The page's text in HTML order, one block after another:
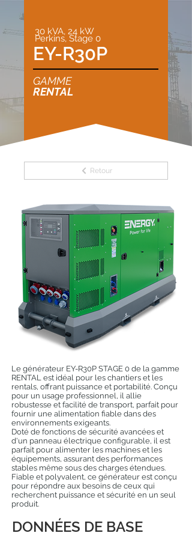
30 kVA, 24 kW
Perkins, Stage 0
EY-R30P
GAMME
RENTAL
Retour
Le générateur EY-R30P STAGE 0 de la gamme
RENTAL est idéal pour les chantiers et les
rentals, offrant puissance et portabilité. Conçu
pour un usage professionnel, il allie
robustesse et facilité de transport, parfait pour
fournir une alimentation fiable dans des
environnements exigeants.
Doté de fonctions de sécurité avancées et
d'un panneau électrique configurable, il est
parfait pour alimenter les machines et les
équipements, assurant des performances
stables même sous des charges étendues.
Fiable et polyvalent, ce générateur est conçu
pour répondre aux besoins de ceux qui
recherchent puissance et sécurité en un seul
produit.
DONNÉES DE BASE